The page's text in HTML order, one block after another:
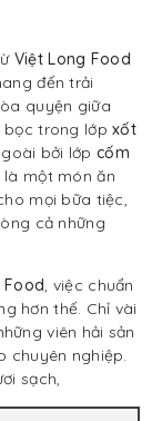
Việt Long Food
đến trải
quyện giữa
bọc trong lớpxốt
bởi lớpcốm
một món ăn
mọi bữa tiệc,
cả những
Food, việc chuẩn
hơn thế. Chỉ vài
viên hải sản
chuyên nghiệp.
sạch,